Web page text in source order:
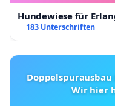
Hundewiese für
183 Unterschriften
Wir hier